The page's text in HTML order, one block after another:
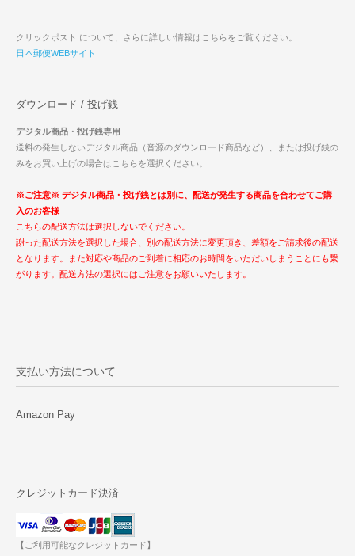
クリックポスト について、さらに詳しい情報はこちらをご覧ください。
日本郵便WEBサイト
ダウンロード / 投げ銭
デジタル商品・投げ銭専用
送料の発生しないデジタル商品（音源のダウンロード商品など）、または投げ銭の
みをお買い上げの場合はこちらを選択ください。
※ご注意※ デジタル商品・投げ銭とは別に、配送が発生する商品を合わせてご購
入のお客様
こちらの配送方法は選択しないでください。
謝った配送方法を選択した場合、別の配送方法に変更頂き、差額をご請求後の配送
となります。また対応や商品のご到着に相応のお時間をいただいしまうことにも繋
がります。配送方法の選択にはご注意をお願いいたします。
支払い方法について
Amazon Pay
クレジットカード決済
【ご利用可能なクレジットカード】